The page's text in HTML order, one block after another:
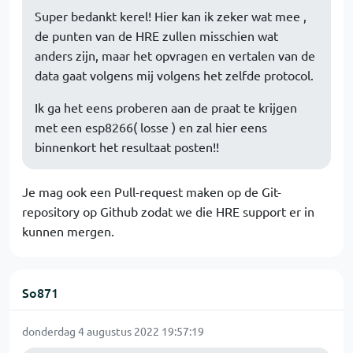
Super bedankt kerel! Hier kan ik zeker wat mee ,
de punten van de HRE zullen misschien wat
anders zijn, maar het opvragen en vertalen van de
data gaat volgens mij volgens het zelfde protocol.
Ik ga het eens proberen aan de praat te krijgen
met een esp8266( losse ) en zal hier eens
binnenkort het resultaat posten!!
Je mag ook een Pull-request maken op de Git-
repository op Github zodat we die HRE support er in
kunnen mergen.
So871
donderdag 4 augustus 2022 19:57:19